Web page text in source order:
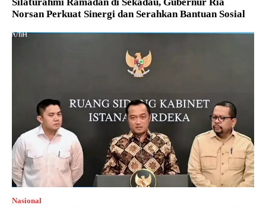
Norsan Perkuat Sinergi dan Serahkan Bantuan Sosial
Nasional